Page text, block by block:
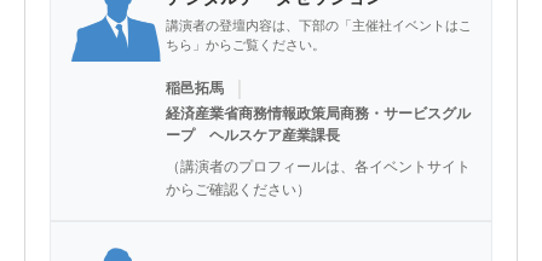
講演者の登壇内容は、下部の「主催社イベントはこ
ちら」からご覧ください。
稲邑拓馬
経済産業省商務情報政策局商務・サービスグル
ープ ヘルスケア産業課長
（講演者のプロフィールは、各イベントサイト
からご確認ください）